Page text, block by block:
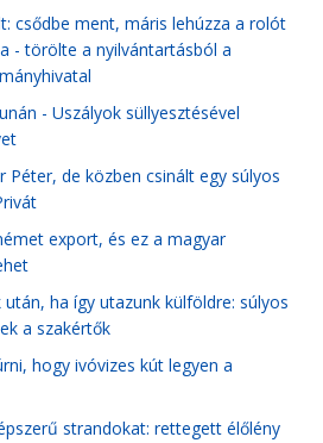
csődbe ment, máris lehúzza a rolót
- törölte a nyilvántartásból a
- Uszályok süllyesztésével
Péter, de közben csinált egy súlyos
export, és ez a magyar
ha így utazunk külföldre: súlyos
a szakértők
hogy ivóvizes kút legyen a
strandokat: rettegett élőlény